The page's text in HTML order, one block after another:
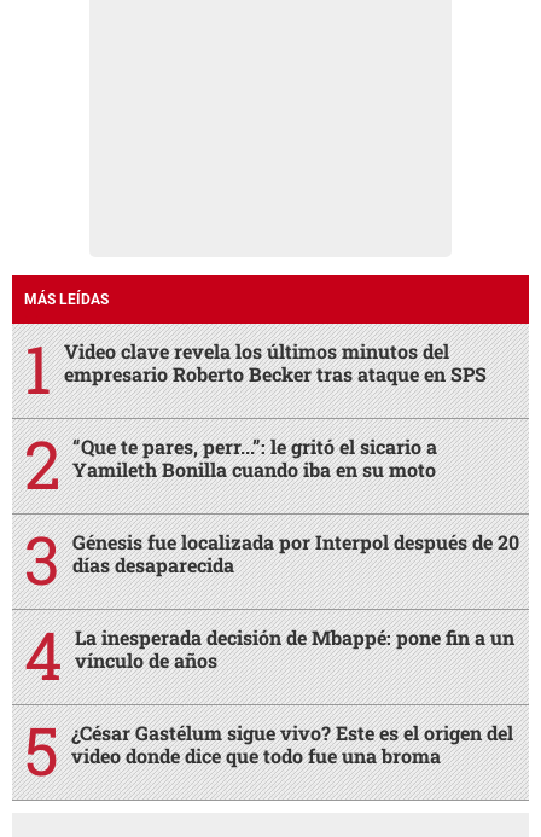
MÁS LEÍDAS
Video clave revela los últimos minutos del
empresario Roberto Becker tras ataque en SPS
“Que te pares, perr...”: le gritó el sicario a
Yamileth Bonilla cuando iba en su moto
Génesis fue localizada por Interpol después de 20
días desaparecida
La inesperada decisión de Mbappé: pone fin a un
vínculo de años
¿César Gastélum sigue vivo? Este es el origen del
video donde dice que todo fue una broma